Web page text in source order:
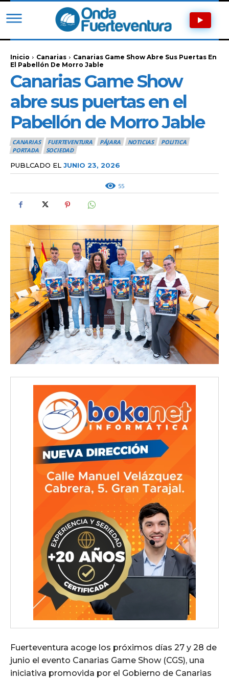
Inicio Canarias
Canarias Game Show Abre Sus Puertas En
El Pabellón De Morro Jable
Canarias Game Show
abre sus puertas en el
Pabellón de Morro Jable
CANARIAS FUERTEVENTURA PÁJARA NOTICIAS
POLITICA
PORTADA
SOCIEDAD
PUBLCADO EL JUNIO 23, 2026
55
Fuerteventura acoge los próximos días 27 y 28 de
junio el evento Canarias Game Show (CGS), una
iniciativa promovida por el Gobierno de Canarias